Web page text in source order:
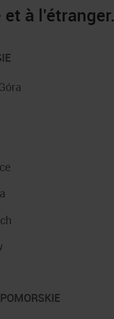
à l’étranger.